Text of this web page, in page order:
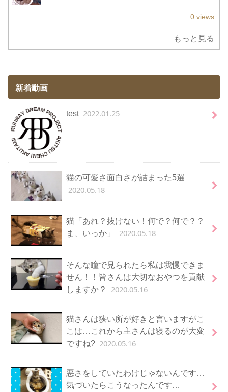
0 views
もっと見る
新着動画
test 2022.01.25
猫の可愛さ面白さが詰まった5選
2020.05.18
猫「あれ？抜けない！何で？何で？？
ま、いっか」
2020.05.18
そんな瞳で見られたら私は我慢できま
せん！！皆さんは大切なおやつを貢献
しますか？
2020.05.16
猫さんは狭い所が好きと言いますがこ
こは…これから主さんは寝るのが大変
ですね? 2020.05.16
悪さをしていたわけじゃないんです…
気づいたらこうなったんです…